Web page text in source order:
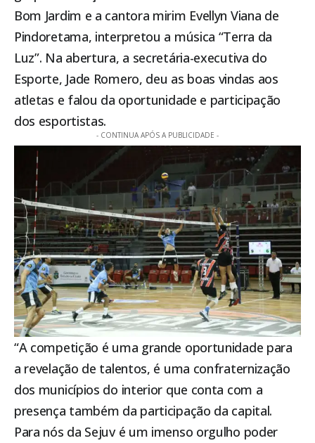
Bom Jardim e a cantora mirim Evellyn Viana de
Pindoretama, interpretou a música “Terra da
Luz”. Na abertura, a secretária-executiva do
Esporte, Jade Romero, deu as boas vindas aos
atletas e falou da oportunidade e participação
dos esportistas.
- CONTINUA APÓS A PUBLICIDADE -
“A competição é uma grande oportunidade para
a revelação de talentos, é uma confraternização
dos municípios do interior que conta com a
presença também da participação da capital.
Para nós da Sejuv é um imenso orgulho poder